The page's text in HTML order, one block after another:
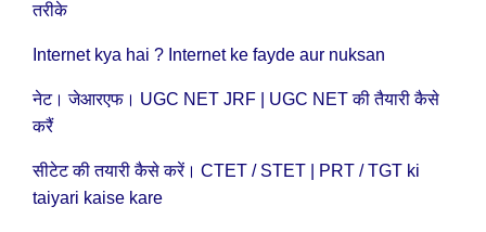
तरीके
Internet kya hai ? Internet ke fayde aur nuksan
नेट। जेआरएफ। UGC NET JRF | UGC NET की तैयारी कैसे
करैं
सीटेट की तयारी कैसे करें। CTET / STET | PRT / TGT ki
taiyari kaise kare